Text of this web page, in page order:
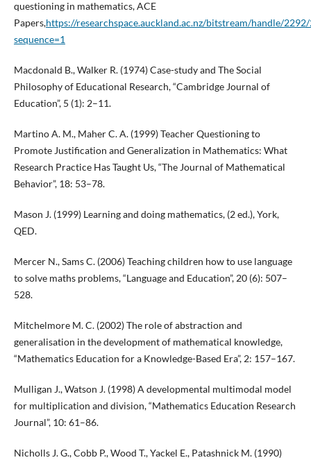
questioning in mathematics, ACE
Papers,https://researchspace.auckland.ac.nz/bitstream/handle/2292/
sequence=1
Macdonald B., Walker R. (1974) Case-study and The Social
Philosophy of Educational Research, “Cambridge Journal of
Education”, 5 (1): 2–11.
Martino A. M., Maher C. A. (1999) Teacher Questioning to
Promote Justification and Generalization in Mathematics: What
Research Practice Has Taught Us, “The Journal of Mathematical
Behavior”, 18: 53–78.
Mason J. (1999) Learning and doing mathematics, (2 ed.), York,
QED.
Mercer N., Sams C. (2006) Teaching children how to use language
to solve maths problems, “Language and Education”, 20 (6): 507–
528.
Mitchelmore M. C. (2002) The role of abstraction and
generalisation in the development of mathematical knowledge,
“Mathematics Education for a Knowledge-Based Era”, 2: 157–167.
Mulligan J., Watson J. (1998) A developmental multimodal model
for multiplication and division, “Mathematics Education Research
Journal”, 10: 61–86.
Nicholls J. G., Cobb P., Wood T., Yackel E., Patashnick M. (1990)